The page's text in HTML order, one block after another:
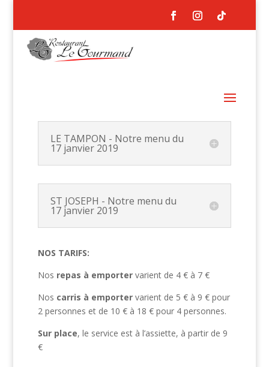
LE TAMPON - Notre menu du
17 janvier 2019
ST JOSEPH - Notre menu du
17 janvier 2019
NOS TARIFS:
Nos repas à emportervarient de 4 € à 7 €
Nos carris à emporter varient de 5 € à 9 € pour
2 personnes et de 10 € à 18 € pour 4 personnes.
Sur place, le service est à l’assiette, à partir de 9
€